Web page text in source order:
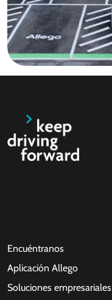
Encuéntranos
Aplicación Allego
Soluciones empresariales